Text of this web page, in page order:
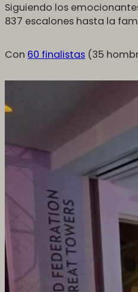
Siguiendo los
837 escalones hasta la
Con 60 finalistas (35